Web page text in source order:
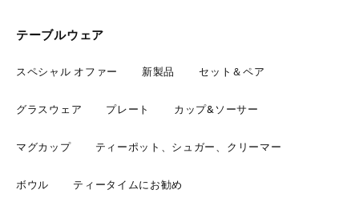
テーブルウェア
スペシャル オファー 新製品 セット＆ペア
グラスウェア プレート カップ&ソーサー
マグカップ ティーポット、シュガー、クリーマー
ボウル ティータイムにお勧め